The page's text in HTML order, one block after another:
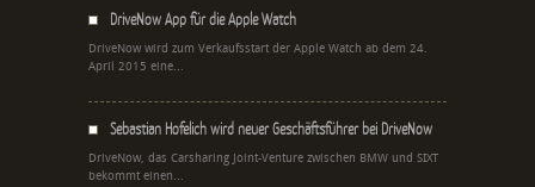
DriveNow App für die Apple Watch
DriveNow wird zum Verkaufsstart der Apple Watch ab dem 24.
April 2015 eine...
Sebastian Hofelich wird neuer Geschäftsführer bei DriveNow
DriveNow, das Carsharing Joint-Venture zwischen BMW und SIXT
bekommt einen...